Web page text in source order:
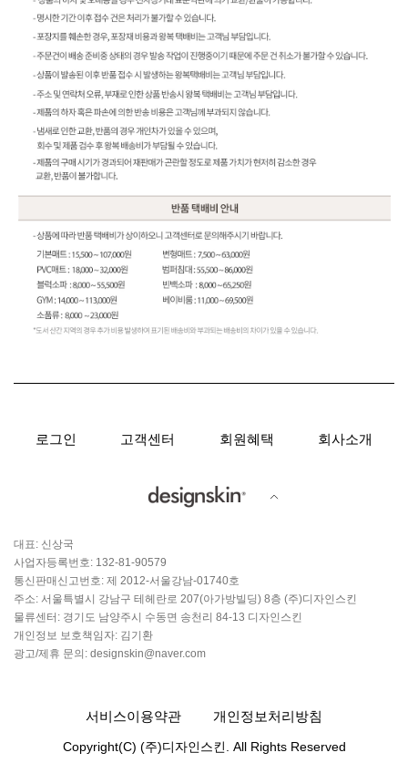
로그인 고객센터 회원혜택 회사소개
대표: 신상국
사업자등록번호: 132-81-90579
통신판매신고번호: 제 2012-서울강남-01740호
주소: 서울특별시 강남구 테헤란로 207(아가방빌딩) 8층 (주)디자인스킨
물류센터: 경기도 남양주시 수동면 송천리 84-13 디자인스킨
개인정보 보호책임자: 김기환
광고/제휴 문의: designskin@naver.com
서비스이용약관 개인정보처리방침
Copyright(C) (주)디자인스킨. All Rights Reserved